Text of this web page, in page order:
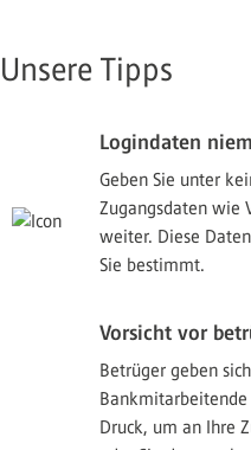
Unsere Tipps
Logindaten
Geben Sie unter
Zugangsdaten wie
weiter. Diese
Sie bestimmt.
Vorsicht vor
Betrüger geben
Bankmitarbeitende
Druck, um an Ihre